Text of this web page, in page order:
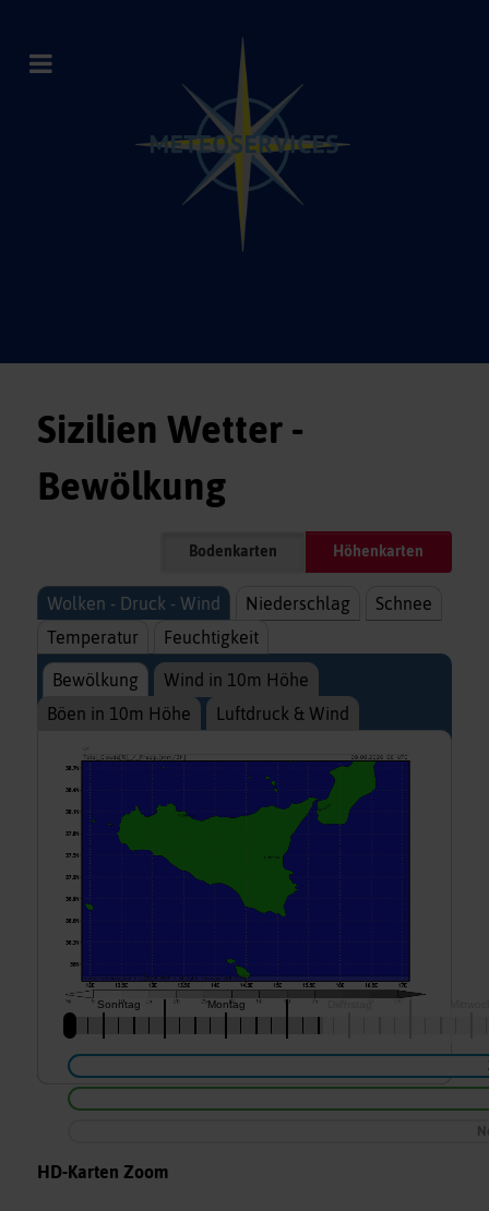
Sizilien Wetter -
Bewölkung
Bodenkarten Höhenkarten
Wolken - Druck - Wind Niederschlag
Schnee
Temperatur
Feuchtigkeit
Bewölkung
Wind in 10m Höhe
Böen in 10m Höhe
Luftdruck & Wind
HD-Karten Zoom